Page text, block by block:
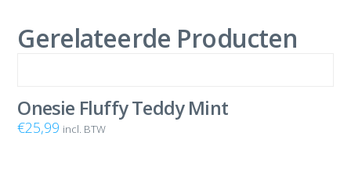
Gerelateerde Producten
Onesie Fluffy Teddy Mint
€25,99 incl. BTW